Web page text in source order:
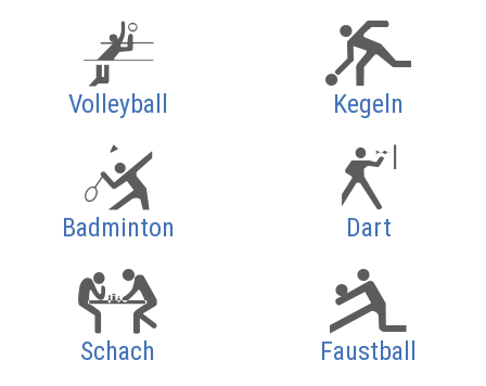
Volleyball Kegeln
Badminton Dart
Schach Faustball